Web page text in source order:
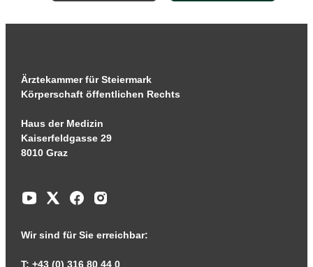
Ärztekammer für Steiermark
Körperschaft öffentlichen Rechts
Haus der Medizin
Kaiserfeldgasse 29
8010 Graz
Wir sind für Sie erreichbar:
T: +43 (0) 316 80 44 0